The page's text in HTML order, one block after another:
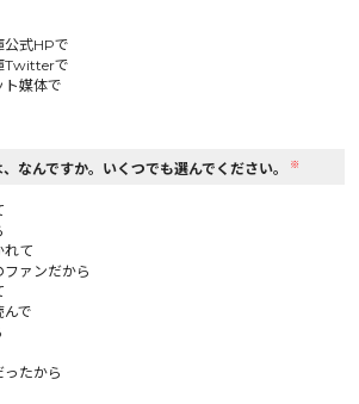
公式HPで
Twitterで
ト媒体で
なんですか。いくつでも選んでください。 ※
れて
ァンだから
で
たから